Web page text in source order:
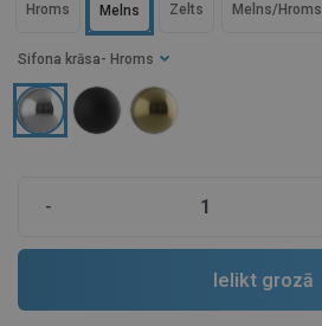
Sifona krāsa - Hroms
Hroms Melns Zelts Melns/Hroms
-
Ielikt grozā